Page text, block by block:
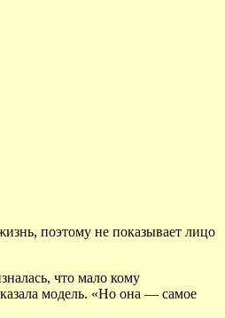
поэтому не показывает лицо
что мало кому
модель. «Но она — самое